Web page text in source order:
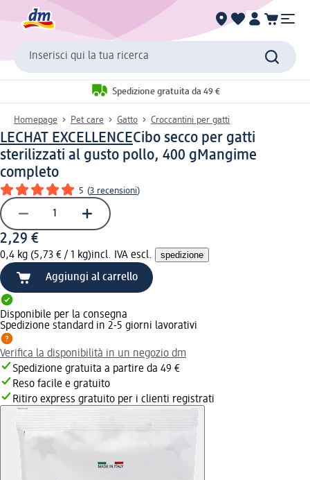
Inserisci qui la tua ricerca
Spedizione gratuita da 49 €
Homepage Pet care Gatto Croccantini per gatti
LECHAT EXCELLENCECibo secco per gatti
sterilizzati al gusto pollo, 400 gMangime
completo
5 (3 recensioni)
2,29 €
0,4 kg (5,73 € / 1 kg)incl. IVA escl. spedizione
Aggiungi al carrello
Disponibile per la consegna
Spedizione standard in 2-5 giorni lavorativi
Verifica la disponibilità in un negozio dm
Spedizione gratuita a partire da 49 €
Reso facile e gratuito
Ritiro express gratuito per i clienti registrati